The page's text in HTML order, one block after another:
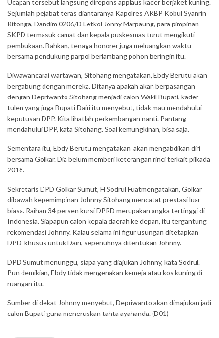
Ucapan tersebut langsung direpons applaus kader berjaket kuning.
Sejumlah pejabat teras diantaranya Kapolres AKBP Kobul Syanrin
Ritonga, Dandim 0206/D Letkol Jonny Marpaung, para pimpinan
SKPD termasuk camat dan kepala puskesmas turut mengikuti
pembukaan. Bahkan, tenaga honorer juga meluangkan waktu
bersama pendukung parpol berlambang pohon beringin itu.
Diwawancarai wartawan, Sitohang mengatakan, Ebdy Berutu akan
bergabung dengan mereka. Ditanya apakah akan berpasangan
dengan Depriwanto Sitohang menjadi calon Wakil Bupati, kader
tulen yang juga Bupati Dairi itu menyebut, tidak mau mendahului
keputusan DPP. Kita lihatlah perkembangan nanti. Pantang
mendahului DPP, kata Sitohang. Soal kemungkinan, bisa saja.
Sementara itu, Ebdy Berutu mengatakan, akan mengabdikan diri
bersama Golkar. Dia belum memberi keterangan rinci terkait pilkada
2018.
Sekretaris DPD Golkar Sumut, H Sodrul Fuatmengatakan, Golkar
dibawah kepemimpinan Johnny Sitohang mencatat prestasi luar
biasa. Raihan 34 persen kursi DPRD merupakan angka tertinggi di
Indonesia. Siapapun calon kepala daerah ke depan, itu tergantung
rekomendasi Johnny. Kalau selama ini figur usungan ditetapkan
DPD, khusus untuk Dairi, sepenuhnya ditentukan Johnny.
DPD Sumut menunggu, siapa yang diajukan Johnny, kata Sodrul.
Pun demikian, Ebdy tidak mengenakan kemeja atau kos kuning di
ruangan itu.
Sumber di dekat Johnny menyebut, Depriwanto akan dimajukan jadi
calon Bupati guna meneruskan tahta ayahanda. (D01)